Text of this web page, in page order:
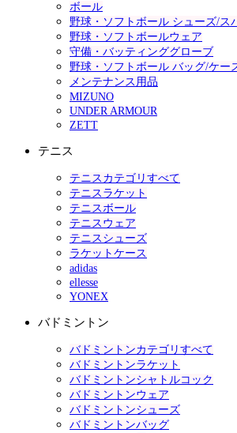
ボール
野球・ソフトボール シューズ/ス
野球・ソフトボールウェア
守備・バッティンググローブ
野球・ソフトボール バッグ/ケー
メンテナンス用品
MIZUNO
UNDER ARMOUR
ZETT
テニス
テニスカテゴリすべて
テニスラケット
テニスボール
テニスウェア
テニスシューズ
ラケットケース
adidas
ellesse
YONEX
バドミントン
バドミントンカテゴリすべて
バドミントンラケット
バドミントンシャトルコック
バドミントンウェア
バドミントンシューズ
バドミントンバッグ